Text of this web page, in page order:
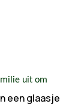
uit om
een glaasje